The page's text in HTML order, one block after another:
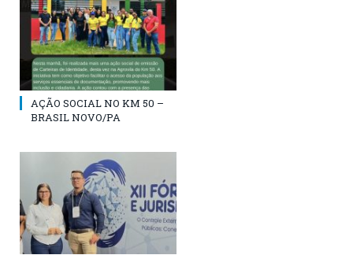
AÇÃO SOCIAL NO KM 50 –
BRASIL NOVO/PA